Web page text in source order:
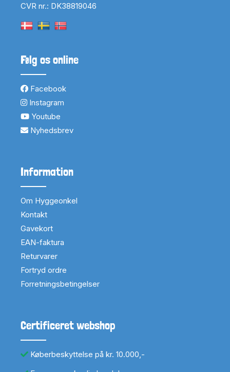
CVR nr.: DK38819046
Følg os online
Facebook
Instagram
Youtube
Nyhedsbrev
Information
Om Hyggeonkel
Kontakt
Gavekort
EAN-faktura
Returvarer
Fortryd ordre
Forretningsbetingelser
Certificeret webshop
Køberbeskyttelse på kr. 10.000,-